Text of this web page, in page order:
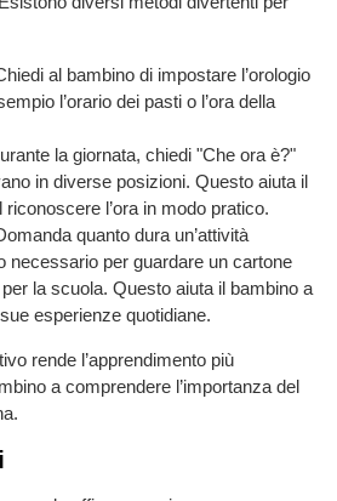
al bambino di impostare l’orologio
l’orario dei pasti o l’ora della
la giornata, chiedi "Che ora è?"
in diverse posizioni. Questo aiuta il
l’ora in modo pratico.
quanto dura un’attività
necessario per guardare un cartone
la scuola. Questo aiuta il bambino a
esperienze quotidiane.
rende l’apprendimento più
a comprendere l’importanza del